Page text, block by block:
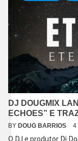
DJ DOUGMIX
ECHOES” E
BY DOUG BARRIOS 4
O DJ e produtor Dj